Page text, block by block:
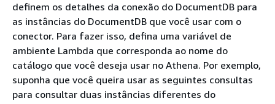
definem os detalhes da conexão do DocumentDB para
as instâncias do DocumentDB que você usar com o
conector. Para fazer isso, defina uma variável de
ambiente Lambda que corresponda ao nome do
catálogo que você deseja usar no Athena. Por exemplo,
suponha que você queira usar as seguintes consultas
para consultar duas instâncias diferentes do